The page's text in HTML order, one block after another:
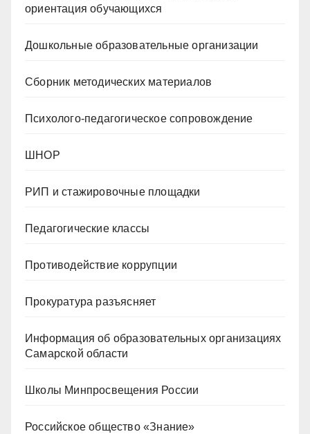
ориентация обучающихся
Дошкольные образовательные организации
Сборник методических материалов
Психолого-педагогическое сопровождение
ШНОР
РИП и стажировочные площадки
Педагогические классы
Противодействие коррупции
Прокуратура разъясняет
Информация об образовательных организациях
Самарской области
Школы Минпросвещения России
Российское общество «Знание»